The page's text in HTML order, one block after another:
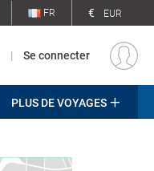
FR € EUR
| Se connecter
PLUS DE VOYAGES